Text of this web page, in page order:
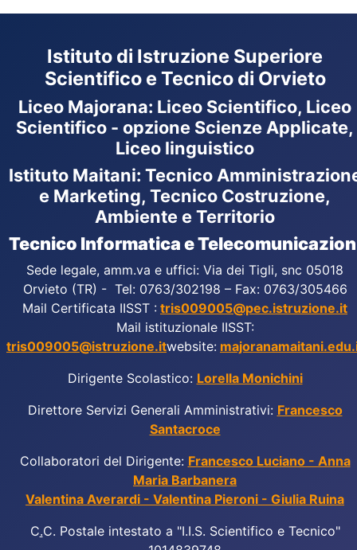
Istituto di Istruzione Superiore
Scientifico e Tecnico di Orvieto
Liceo Majorana: Liceo Scientifico, Liceo
Scientifico - opzione Scienze Applicate,
Liceo linguistico
Istituto Maitani: Tecnico
e Marketing, Tecnico Costruzione,
Ambiente e Territorio
Tecnico Informatica e
Sede legale, amm.va e uffici: Via dei Tigli, snc 05018
Orvieto (TR) - Tel: 0763/302198 – Fax: 0763/305466
Mail Certificata IISST : tris009005@pec.istruzione.it
Mail istituzionale IISST:
tris009005@istruzione.itwebsite:
Dirigente Scolastico: Lorella Monichini
Direttore Servizi Generali Amministrativi: Francesco
Santacroce
Collaboratori del Dirigente: Francesco Luciano - Anna
Maria Barbanera
Valentina Averardi - Valentina Pieroni - Giulia Ruina
C.C. Postale intestato a "I.I.S. Scientifico e Tecnico"